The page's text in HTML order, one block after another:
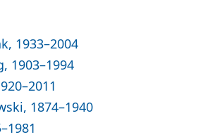
1933–2004
1903–1994
1874–1940